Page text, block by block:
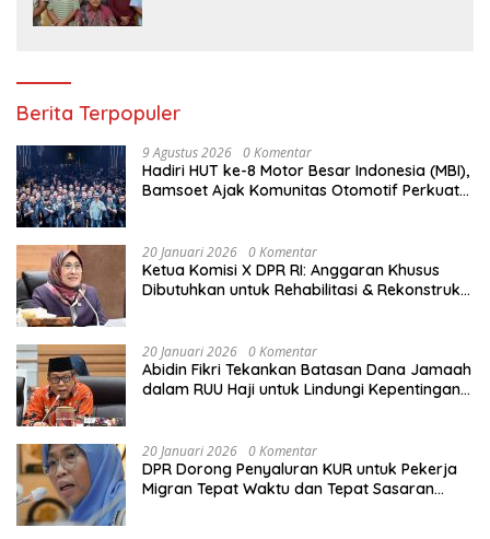
Berita Terpopuler
9 Agustus 2026 0 Komentar
Hadiri HUT ke-8 Motor Besar Indonesia (MBI),
Bamsoet Ajak Komunitas Otomotif Perkuat
Bangsa
20 Januari 2026 0 Komentar
Ketua Komisi X DPR RI: Anggaran Khusus
Dibutuhkan untuk Rehabilitasi & Rekonstruksi
20 Januari 2026 0 Komentar
Abidin Fikri Tekankan Batasan Dana Jamaah
dalam RUU Haji untuk Lindungi Kepentingan
20 Januari 2026 0 Komentar
DPR Dorong Penyaluran KUR untuk Pekerja
Migran Tepat Waktu dan Tepat Sasaran